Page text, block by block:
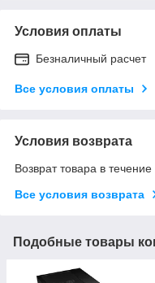
Условия оплаты
Безналичный расчет
Все условия оплаты
Условия возврата
Возврат товара в
Все условия возврата
Подобные товары